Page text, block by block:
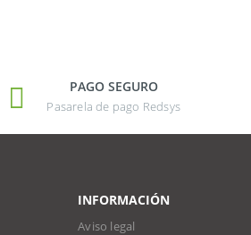
PAGO SEGURO
Pasarela de pago Redsys
INFORMACIÓN
Aviso legal